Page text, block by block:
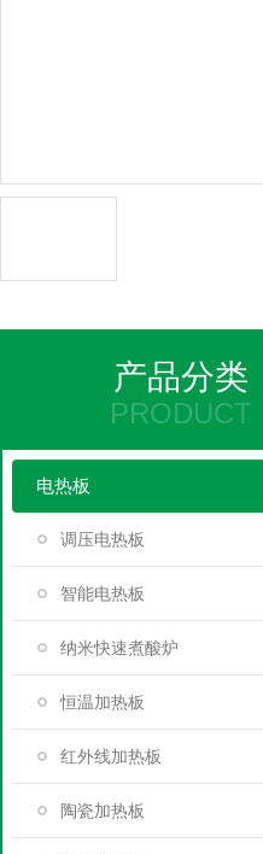
产品分类
PRODUCT
电热板
调压电热板
智能电热板
纳米快速煮酸炉
恒温加热板
红外线加热板
陶瓷加热板